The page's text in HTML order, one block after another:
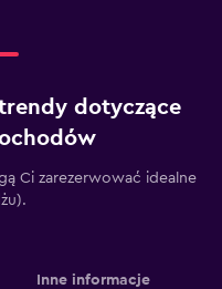
dotyczące
Ci zarezerwować idealne
Inne informacje